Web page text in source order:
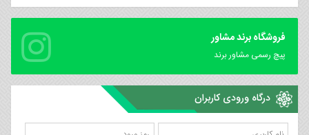
فروشگاه برند مشاور
پیچ رسمی مشاور برند
درگاه ورودی کاربران